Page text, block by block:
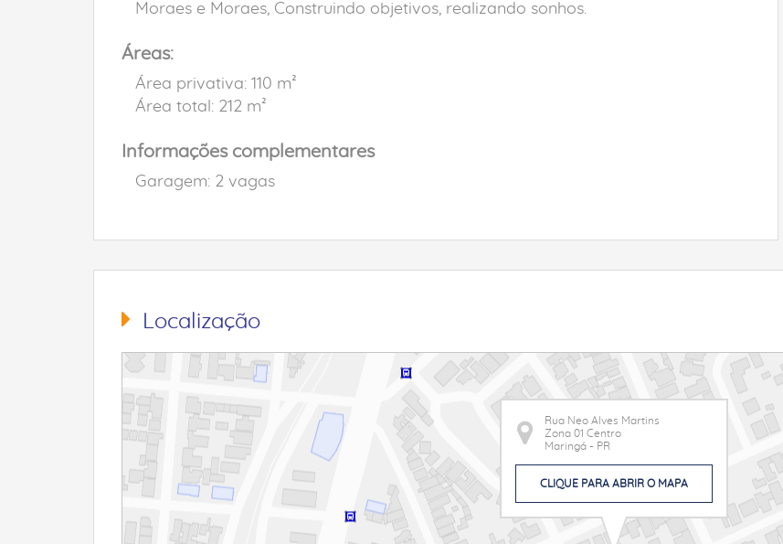
Moraes e Moraes, Construindo objetivos, realizando sonhos.
Áreas:
Área privativa: 110 m²
Área total: 212 m²
Informações complementares
Garagem: 2 vagas
Localização
Rua Neo Alves Martins
Zona 01 Centro
Maringá - PR
CLIQUE PARA ABRIR O MAPA